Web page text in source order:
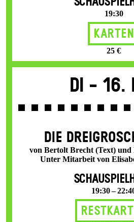
19:30
Karten
25 €
Di - 16.
DIE
von Bertolt Brecht (Text)
Unter Mitarbeit von
19:30 –